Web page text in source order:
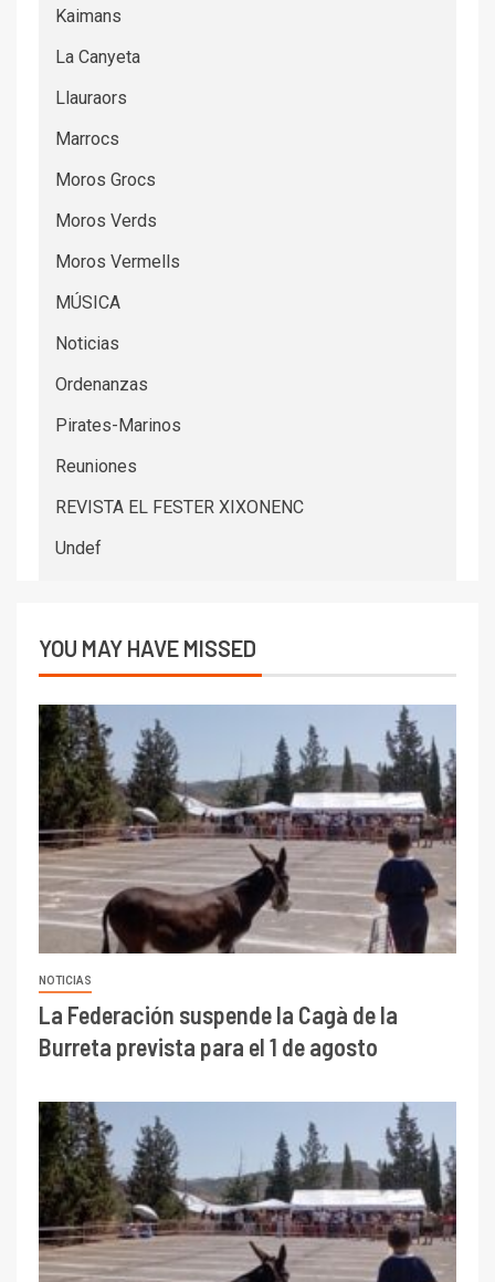
Kaimans
La Canyeta
Llauraors
Marrocs
Moros Grocs
Moros Verds
Moros Vermells
MÚSICA
Noticias
Ordenanzas
Pirates-Marinos
Reuniones
REVISTA EL FESTER XIXONENC
Undef
YOU MAY HAVE MISSED
NOTICIAS
La Federación suspende la Cagà de la
Burreta prevista para el 1 de agosto